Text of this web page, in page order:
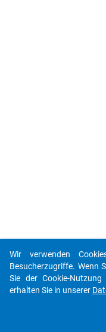
Wir verwenden
Besucherzugriffe. Wenn
Sie der Cookie-
erhalten Sie in unserer